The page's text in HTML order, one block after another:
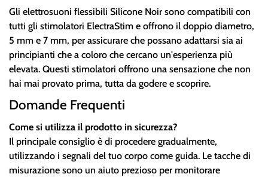
Gli elettrosuoni flessibili Silicone Noir sono compatibili con
tutti gli stimolatori ElectraStim e offrono il doppio diametro,
5 mm e 7 mm, per assicurare che possano adattarsi sia ai
principianti che a coloro che cercano un'esperienza più
elevata. Questi stimolatori offrono una sensazione che non
hai mai provato prima, tutta da godere e scoprire.
Domande Frequenti
Come si utilizza il prodotto in sicurezza?
Il principale consiglio è di procedere gradualmente,
utilizzando i segnali del tuo corpo come guida. Le tacche di
misurazione sono un aiuto prezioso per monitorare